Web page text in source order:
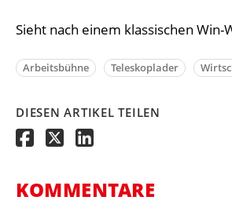
Sieht nach einem klassischen Win-
Arbeitsbühne Teleskoplader
DIESEN ARTIKEL TEILEN
KOMMENTARE